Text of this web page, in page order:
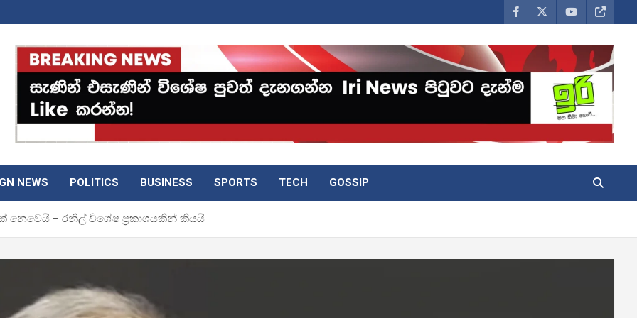
NEWS POLITICS BUSINESS SPORTS TECH GOSSIP
නෙවෙයි – රනිල් විශේෂ ප්‍රකාශයකින් කියයි